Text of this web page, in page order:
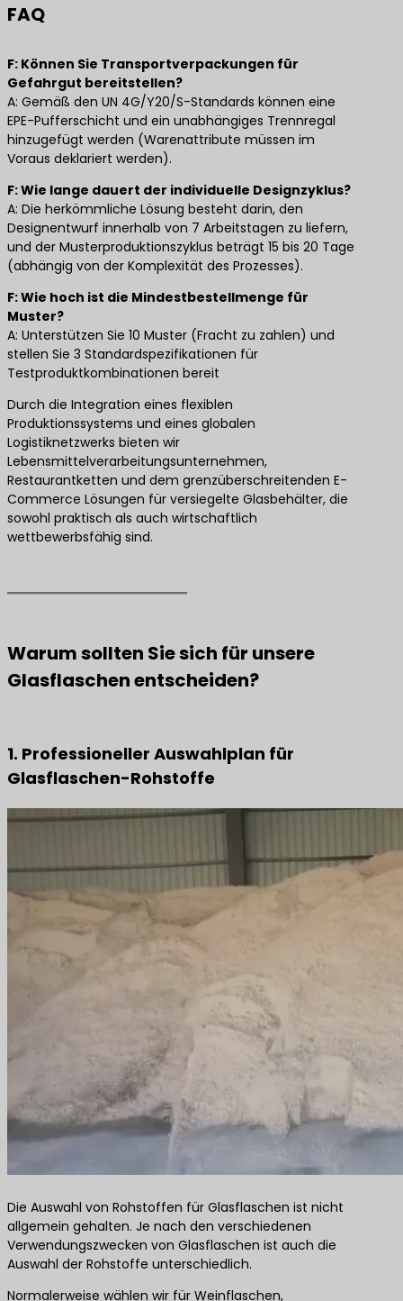
FAQ
​F: Können Sie Transportverpackungen für
Gefahrgut bereitstellen? ​
A: Gemäß den UN 4G/Y20/S-Standards können eine
EPE-Pufferschicht und ein unabhängiges Trennregal
hinzugefügt werden (Warenattribute müssen im
Voraus deklariert werden).
​F: Wie lange dauert der individuelle Designzyklus? ​
A: Die herkömmliche Lösung besteht darin, den
Designentwurf innerhalb von 7 Arbeitstagen zu liefern,
und der Musterproduktionszyklus beträgt 15 bis 20 Tage
(abhängig von der Komplexität des Prozesses).
​F: Wie hoch ist die Mindestbestellmenge für
Muster? ​
A: Unterstützen Sie 10 Muster (Fracht zu zahlen) und
stellen Sie 3 Standardspezifikationen für
Testproduktkombinationen bereit
Durch die Integration eines flexiblen
Produktionssystems und eines globalen
Logistiknetzwerks bieten wir
Lebensmittelverarbeitungsunternehmen,
Restaurantketten und dem grenzüberschreitenden E-
Commerce Lösungen für versiegelte Glasbehälter, die
sowohl praktisch als auch wirtschaftlich
wettbewerbsfähig sind.
Warum sollten Sie sich für unsere
Glasflaschen entscheiden?
1. Professioneller Auswahlplan für
Glasflaschen-Rohstoffe
Die Auswahl von Rohstoffen für Glasflaschen ist nicht
allgemein gehalten. Je nach den verschiedenen
Verwendungszwecken von Glasflaschen ist auch die
Auswahl der Rohstoffe unterschiedlich.
Normalerweise wählen wir für Weinflaschen,